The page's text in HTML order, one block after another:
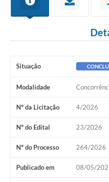
Situação
Modalidade
Nº da Licitação 4/2026
Nº do Edital 23/2026
Nº do Processo 264/2026
Publicado em 08/05/